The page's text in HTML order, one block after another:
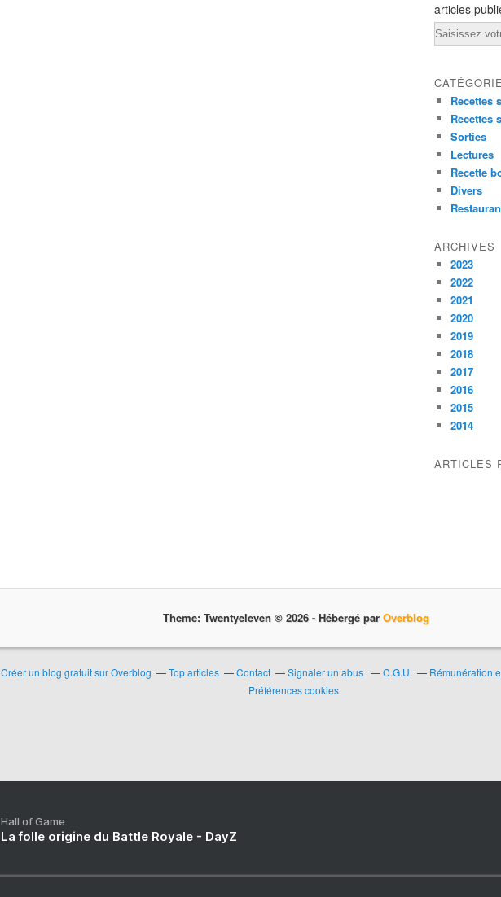
articles
Email
Recettes
Recettes
Sorties
Lectures
Recette
Divers
ARCHIVES
2023
2022
2021
2020
2019
2018
2017
2016
2015
2014
ARTICLES
Theme: Twentyeleven © 2026 - Hébergé par Overblog
Créer un blog gratuit sur Overblog Top articles Contact Signaler un abus C.G.U. Rémunération
Préférences cookies
Hall of Game
La folle origine du Battle Royale - DayZ